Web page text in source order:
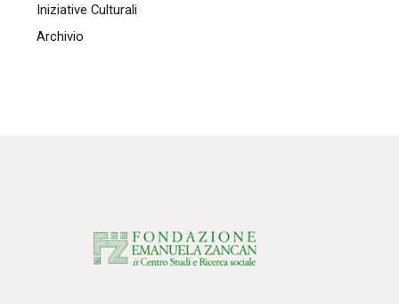
Iniziative Culturali
Archivio